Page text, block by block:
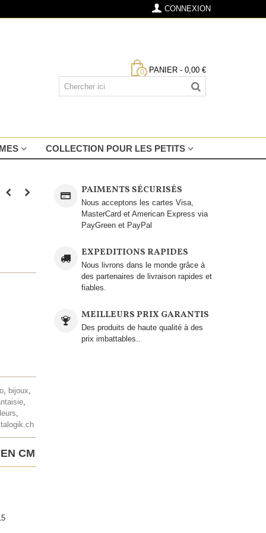
CONNEXION
0 PANIER - 0,00 €
COLLECTION POUR LES PETITS
, bijoux,
,
,
CM
PAIMENTS SÉCURISÉS
Nous acceptons les cartes Visa,
MasterCard et American Express via
PayGreen et PayPal
EXPEDITIONS RAPIDES
Nous livrons dans le monde grâce à
des partenaires de livraison rapides et
fiables.
MEILLEURS PRIX GARANTIS
Des produits de haute qualité à des
prix imbattables..